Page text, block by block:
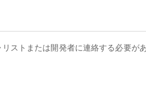
ストまたは開発者に連絡する必要が